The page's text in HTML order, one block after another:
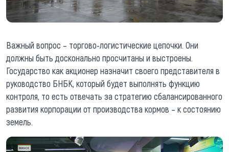
Важный вопрос – торгово-логистические цепочки. Они
должны быть досконально просчитаны и выстроены.
Государство как акционер назначит своего представителя в
руководство БНБК, который будет выполнять функцию
контроля, то есть отвечать за стратегию сбалансированного
развития корпорации от производства кормов – к состоянию
земель.